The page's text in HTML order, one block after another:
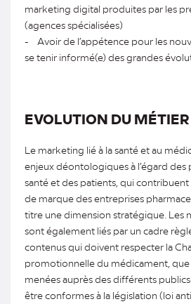
marketing digital produites par les
(agences spécialisées)
- Avoir de l’appétence pour les
se tenir informé(e) des grandes
EVOLUTION DU MÉTIER
Le marketing lié à la santé et au
enjeux déontologiques à l’égard des
santé et des patients, qui
de marque des entreprises
titre une dimension stratégique. Les
sont également liés par un cadre
contenus qui doivent respecter la
promotionnelle du médicament, que
menées auprès des différents
être conformes à la législation (loi